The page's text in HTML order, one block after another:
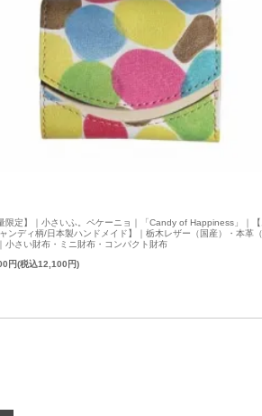
限定】｜小さいふ。ペケーニョ｜「Candy of Happiness」｜
ンディ柄/日本製ハンドメイド】｜栃木レザー（国産）・本革
小さい財布・ミニ財布・コンパクト財布
円(税込12,100円)